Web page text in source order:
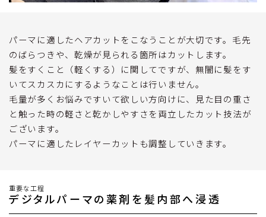
パーマに適したヘアカットをこなうことが大切です。毛先
のばらつきや、乾燥が見られる箇所はカットします。
髪をすくこと（軽くする）に関してですが、無闇に髪をす
いてスカスカにするようなことは行いません。
毛量が多くお悩みですいて欲しい方向けに、見た目の重さ
と触った時の軽さと乾かしやすさを両立したカット技法が
ございます。
パーマに適したレイヤーカットも調整していきます。
重要な工程
デジタルパーマの薬剤を髪内部へ浸透